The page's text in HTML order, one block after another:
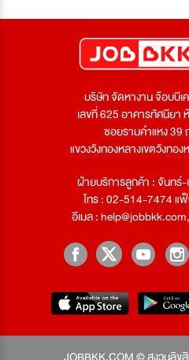
บริษัท จัดหางาน จ๊อบบีเ
เลขที่ 625 อาคารทัศนียา
ซอยรามคำแหง 39
แขวงวังทองหลางเขตวังทอ
ฝ่ายบริการลูกค้า : จันทร์
โทร : 02-514-7474 แ
อีเมล :help@jobbkk.com,